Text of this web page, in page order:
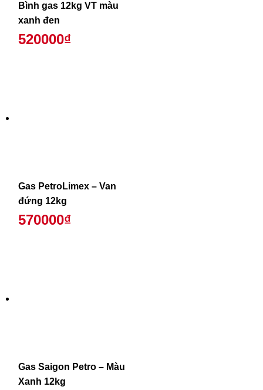
Bình gas 12kg VT màu
xanh đen
520000₫
Gas PetroLimex – Van
đứng 12kg
570000₫
Gas Saigon Petro – Màu
Xanh 12kg